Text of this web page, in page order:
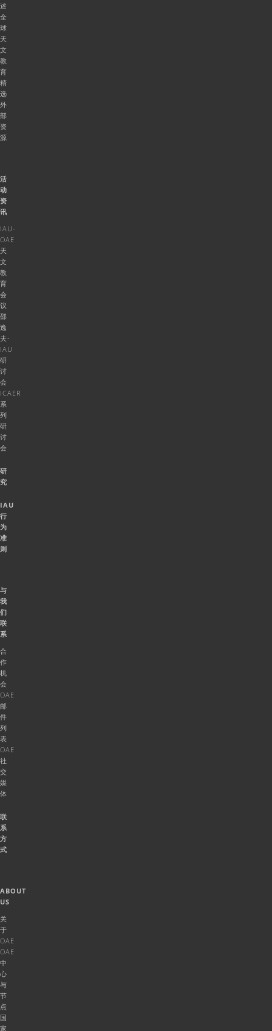
述
全
球
天
文
教
育
精
选
外
部
资
源
活
动
资
讯
IAU-
OAE
天
文
教
育
会
议
邵
逸
夫-
IAU
研
讨
会
ICAER
系
列
研
讨
会
研
究
IAU
行
为
准
则
与
我
们
联
系
合
作
机
会
OAE
邮
件
列
表
OAE
社
交
媒
体
联
系
方
式
ABOUT
US
关
于
OAE
OAE
中
心
与
节
点
国
家